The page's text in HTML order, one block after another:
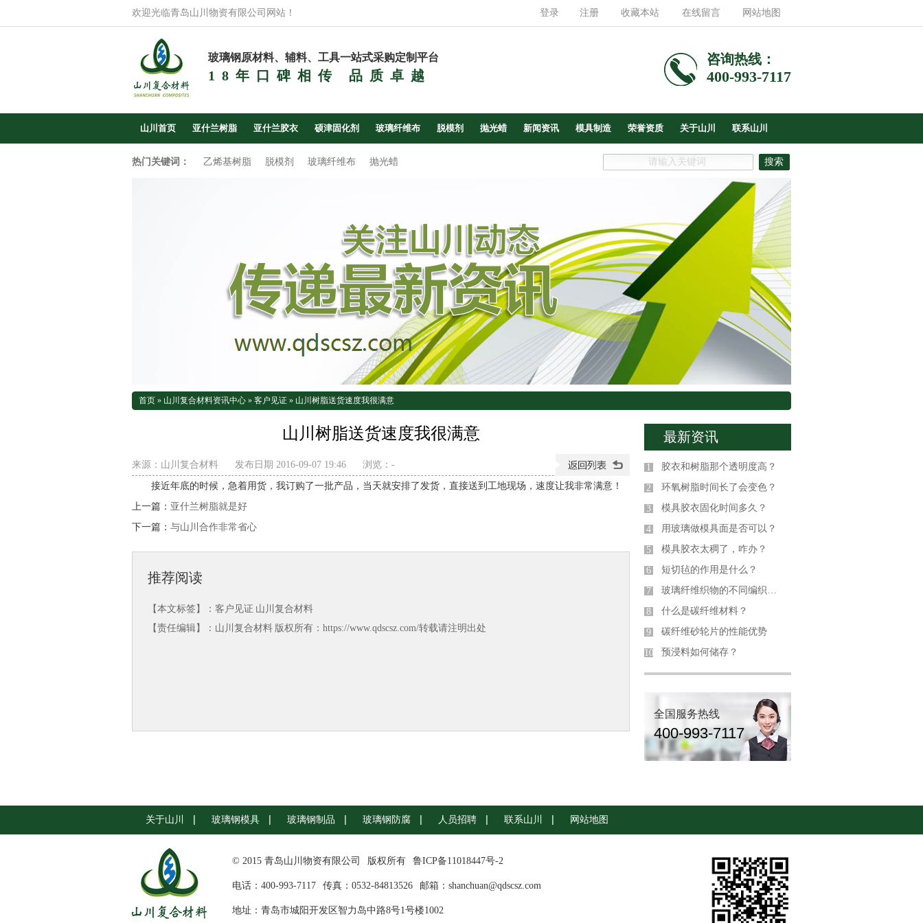
登录 注册 收藏本站 在线留言 网站地图
欢迎光临青岛山川物资有限公司网站！
玻璃钢原材料、辅料、工具一站式采购定制平台
18年口碑相传 品质卓越
咨询热线：
400-993-7117
山川首页 亚什兰树脂 亚什兰胶衣 硕津固化剂 玻璃纤维布 脱模剂 抛光蜡 新闻资讯 模具制造 荣誉资质 关于山川 联系山川
热门关键词： 乙烯基树脂 脱模剂 玻璃纤维布 抛光蜡
首页 » 山川复合材料资讯中心 » 客户见证 » 山川树脂送货速度我很满意
山川树脂送货速度我很满意
来源： 山川复合材料 发布日期 2016-09-07 19:46 浏览： -
接近年底的时候，急着用货，我订购了一批产品，当天就安排了发货，直接送到工地现场，速度让我非常满意！
上一篇： 亚什兰树脂就是好
下一篇： 与山川合作非常省心
推荐阅读
【本文标签】： 客户见证 山川复合材料
【责任编辑】： 山川复合材料 版权所有：https://www.qdscsz.com/转载请注明出处
最新资讯
1 胶衣和树脂那个透明度高？
2 环氧树脂时间长了会变色？
3 模具胶衣固化时间多久？
4 用玻璃做模具面是否可以？
5 模具胶衣太稠了，咋办？
6 短切毡的作用是什么？
7 玻璃纤维织物的不同编织方式
8 什么是碳纤维材料？
9 碳纤维砂轮片的性能优势
10 预浸料如何储存？
全国服务热线
400-993-7117
关于山川 玻璃钢模具 玻璃钢制品 玻璃钢防腐 人员招聘 联系山川 网站地图
© 2015 青岛山川物资有限公司 版权所有 鲁ICP备11018447号-2
电话：400-993-7117 传真：0532-84813526 邮箱：shanchuan@qdscsz.com
地址：青岛市城阳开发区智力岛中路8号1号楼1002